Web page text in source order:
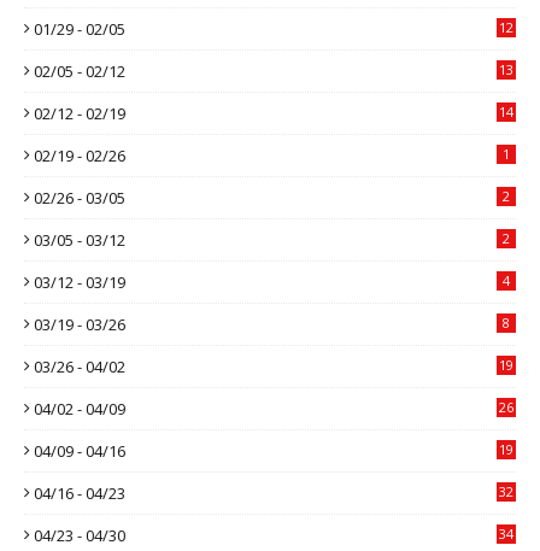
01/29 - 02/05 12
02/05 - 02/12 13
02/12 - 02/19 14
02/19 - 02/26 1
02/26 - 03/05 2
03/05 - 03/12 2
03/12 - 03/19 4
03/19 - 03/26 8
03/26 - 04/02 19
04/02 - 04/09 26
04/09 - 04/16 19
04/16 - 04/23 32
04/23 - 04/30 34